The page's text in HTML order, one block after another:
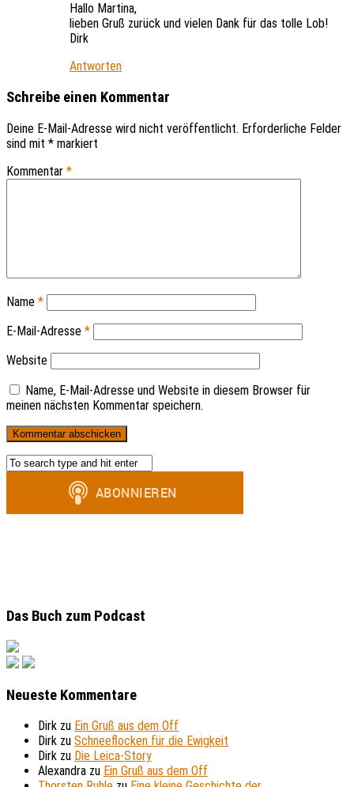
Hallo Martina,
lieben Gruß zurück und vielen Dank für das tolle Lob!
Dirk
Antworten
Schreibe einen Kommentar
Deine E-Mail-Adresse wird nicht veröffentlicht. Erforderliche Felder
sind mit * markiert
Kommentar *
Name *
E-Mail-Adresse *
Website
Name, E-Mail-Adresse und Website in diesem Browser für
meinen nächsten Kommentar speichern.
Das Buch zum Podcast
Neueste Kommentare
Dirk zu Ein Gruß aus dem Off
Dirk zu Schneeflocken für die Ewigkeit
Dirk zu Die Leica-Story
Alexandra zu Ein Gruß aus dem Off